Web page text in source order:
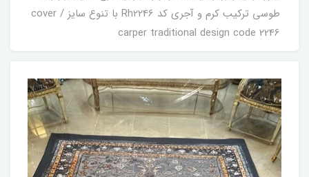
طوسی ترکیب کرم و آجری کد Rh2246 با تنوع سایز / cover
carper traditional design code 2246